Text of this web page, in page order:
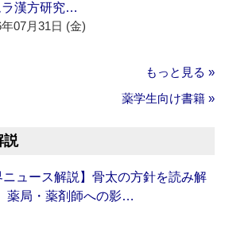
ラ漢方研究…
07月31日 (金)
もっと見る »
薬学生向け書籍 »
説
ニュース解説】骨太の方針を読み解
薬局・薬剤師への影…